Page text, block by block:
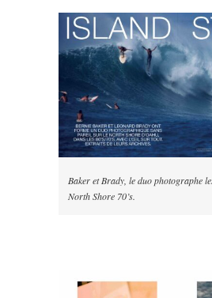
Baker et Brady, le duo photographe
North Shore 70’s.